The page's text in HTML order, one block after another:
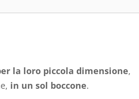
la loro piccola dimensione,
in un sol boccone.